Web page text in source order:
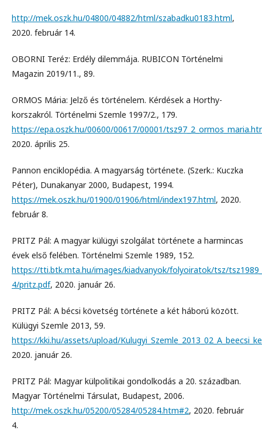
http://mek.oszk.hu/04800/04882/html/szabadku0183.html,
2020. február 14.
OBORNI Teréz: Erdély dilemmája. RUBICON Történelmi
Magazin 2019/11., 89.
ORMOS Mária: Jelző és történelem. Kérdések a Horthy-
korszakról. Történelmi Szemle 1997/2., 179.
https://epa.oszk.hu/00600/00617/00001/
2020. április 25.
Pannon enciklopédia. A magyarság története. (Szerk.: Kuczka
Péter), Dunakanyar 2000, Budapest, 1994.
https://mek.oszk.hu/01900/01906/html/index197.html, 2020.
február 8.
PRITZ Pál: A magyar külügyi szolgálat története a harmincas
évek első felében. Történelmi Szemle 1989, 152.
https://tti.btk.mta.hu/images/kiadvanyok/folyoiratok/tsz/
4/pritz.pdf, 2020. január 26.
PRITZ Pál: A bécsi követség története a két háború között.
Külügyi Szemle 2013, 59.
https://kki.hu/assets/upload/
2020. január 26.
PRITZ Pál: Magyar külpolitikai gondolkodás a 20. században.
Magyar Történelmi Társulat, Budapest, 2006.
http://mek.oszk.hu/05200/05284/05284.htm#2, 2020. február
4.